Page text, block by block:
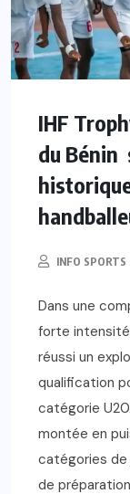
IHF
du Bénin
INFO SPORTS
Dans une
forte
réussi un
qualification
catégorie
montée en
catégories de
de